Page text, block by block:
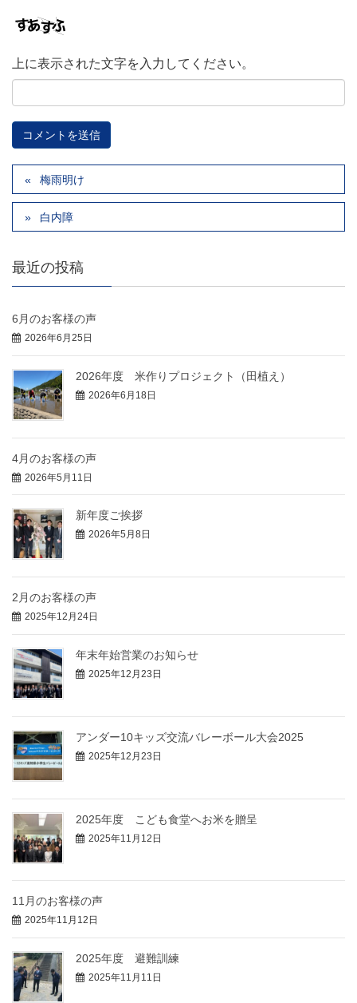
上に表示された文字を入力してください。
梅雨明け
白内障
最近の投稿
6月のお客様の声
2026年6月25日
2026年度 米作りプロジェクト（田植え）
2026年6月18日
4月のお客様の声
2026年5月11日
新年度ご挨拶
2026年5月8日
2月のお客様の声
2025年12月24日
年末年始営業のお知らせ
2025年12月23日
アンダー10キッズ交流バレーボール大会2025
2025年12月23日
2025年度 こども食堂へお米を贈呈
2025年11月12日
11月のお客様の声
2025年11月12日
2025年度 避難訓練
2025年11月11日